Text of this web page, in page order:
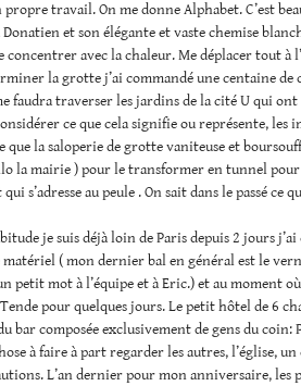
travail. On me donne Alphabet. C’est
et son élégante et vaste chemise
concentrer avec la chaleur. Me déplacer tout à
la grotte j’ai commandé une centaine de
faudra traverser les jardins de la cité U qui
ce que cela signifie ou représente, les
que la saloperie de grotte vaniteuse et
la mairie ) pour le transformer en tunnel pour
s’adresse au peule . On sait dans le passé ce
je suis déjà loin de Paris depuis 2 jours
( mon dernier bal en général est le
petit mot à l’équipe et à Eric.) et au moment
pour quelques jours. Le petit hôtel de 6
bar composée exclusivement de gens du coin:
à faire à part regarder les autres, l’église,
L’an dernier pour mon anniversaire, les